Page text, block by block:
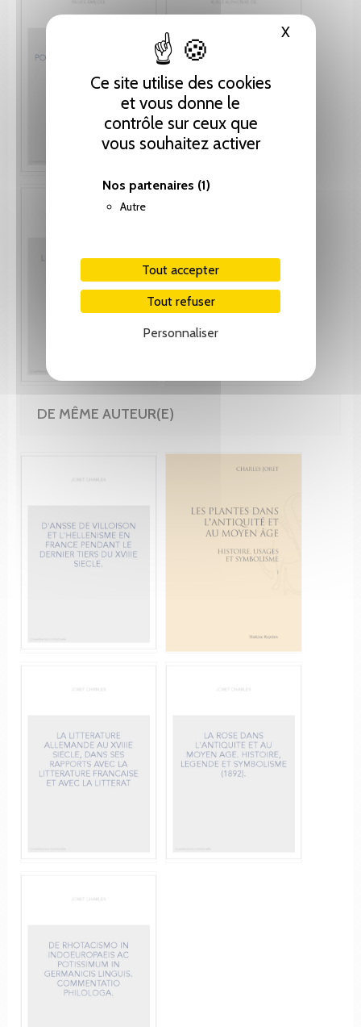
Ce site utilise des cookies
et vous donne le
contrôle sur ceux que
vous souhaitez activer
Nos partenaires (1)
Autre
Tout accepter
Tout refuser
Personnaliser
XMasquer
DE MÊME AUTEUR(E)